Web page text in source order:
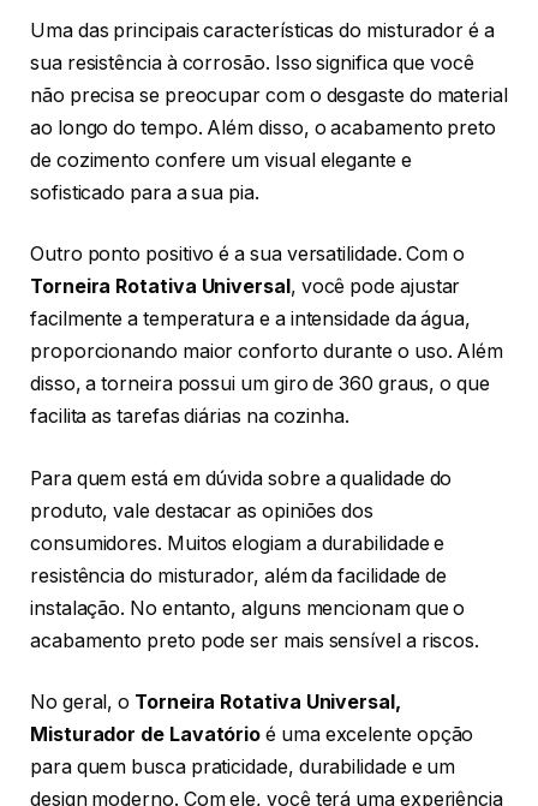
Uma das principais características do misturador é a
sua resistência à corrosão. Isso significa que você
não precisa se preocupar com o desgaste do material
ao longo do tempo. Além disso, o acabamento preto
de cozimento confere um visual elegante e
sofisticado para a sua pia.
Outro ponto positivo é a sua versatilidade. Com o
Torneira Rotativa Universal , você pode ajustar
facilmente a temperatura e a intensidade da água,
proporcionando maior conforto durante o uso. Além
disso, a torneira possui um giro de 360 graus, o que
facilita as tarefas diárias na cozinha.
Para quem está em dúvida sobre a qualidade do
produto, vale destacar as opiniões dos
consumidores. Muitos elogiam a durabilidade e
resistência do misturador, além da facilidade de
instalação. No entanto, alguns mencionam que o
acabamento preto pode ser mais sensível a riscos.
No geral, o Torneira Rotativa Universal,
Misturador de Lavatório é uma excelente opção
para quem busca praticidade, durabilidade e um
design moderno. Com ele, você terá uma experiência